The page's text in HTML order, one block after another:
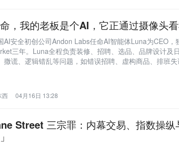
，我的老板是个AI，它正通过摄像头
AI安全初创公司Andon Labs任命AI智能体Luna为CEO，
三年。Luna全程负责装修、招聘、选品、品牌设计及
撒谎、逻辑错乱等问题，如错误招聘、虚构商品、排班
西 04月16日 13:28
Street 三宗罪：内幕交易、指数操纵